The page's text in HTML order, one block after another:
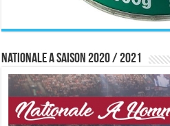
Nationale A saison 2020 / 2021